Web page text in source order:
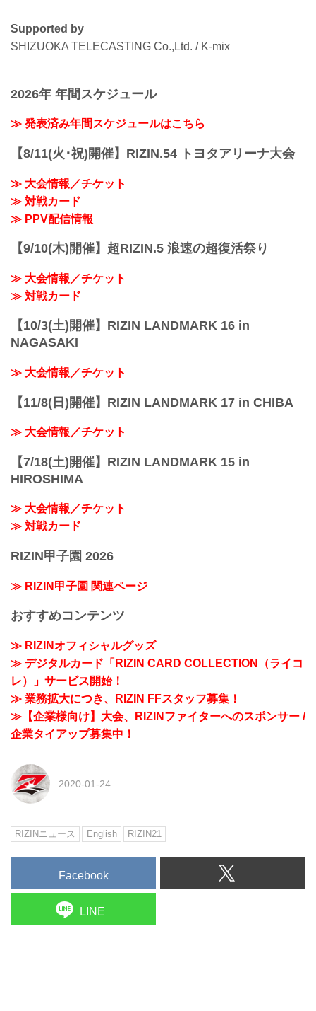
Supported by
SHIZUOKA TELECASTING Co.,Ltd. / K-mix
2026年 年間スケジュール
≫ 発表済み年間スケジュールはこちら
【8/11(火･祝)開催】RIZIN.54 トヨタアリーナ大会
≫ 大会情報／チケット
≫ 対戦カード
≫ PPV配信情報
【9/10(木)開催】超RIZIN.5 浪速の超復活祭り
≫ 大会情報／チケット
≫ 対戦カード
【10/3(土)開催】RIZIN LANDMARK 16 in
NAGASAKI
≫ 大会情報／チケット
【11/8(日)開催】RIZIN LANDMARK 17 in CHIBA
≫ 大会情報／チケット
【7/18(土)開催】RIZIN LANDMARK 15 in
HIROSHIMA
≫ 大会情報／チケット
≫ 対戦カード
RIZIN甲子園 2026
≫ RIZIN甲子園 関連ページ
おすすめコンテンツ
≫ RIZINオフィシャルグッズ
≫ デジタルカード「RIZIN CARD COLLECTION（ライコ
レ）」サービス開始！
≫ 業務拡大につき、RIZIN FFスタッフ募集！
≫【企業様向け】大会、RIZINファイターへのスポンサー /
企業タイアップ募集中！
2020-01-24
RIZINニュース English RIZIN21
Facebook
LINE